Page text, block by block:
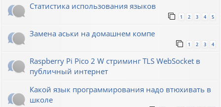
Статистика использования языков
1 2 3 4 5
Замена аськи на домашнем компе
1 2 3 4
Raspberry Pi Pico 2 W стриминг TLS WebSocket в
публичный интернет
Какой язык программирования надо втюхивать в
школе